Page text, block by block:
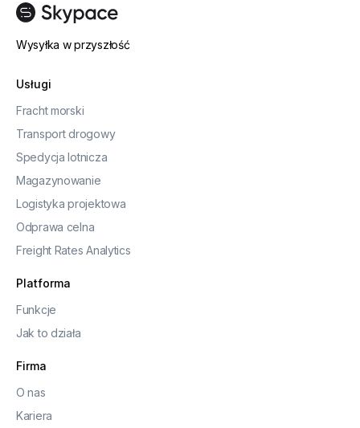
Wysyłka w przyszłość
Usługi
Fracht morski
Transport drogowy
Spedycja lotnicza
Magazynowanie
Logistyka projektowa
Odprawa celna
Freight Rates Analytics
Platforma
Funkcje
Jak to działa
Firma
O nas
Kariera